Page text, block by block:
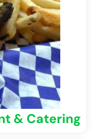
& Catering